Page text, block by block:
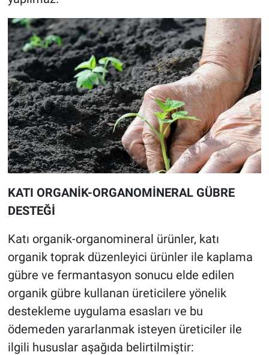
KATI ORGANİK-ORGANOMİNERAL GÜBRE
DESTEĞİ
Katı organik-organomineral ürünler, katı
organik toprak düzenleyici ürünler ile kaplama
gübre ve fermantasyon sonucu elde edilen
organik gübre kullanan üreticilere yönelik
destekleme uygulama esasları ve bu
ödemeden yararlanmak isteyen üreticiler ile
ilgili hususlar aşağıda belirtilmiştir: